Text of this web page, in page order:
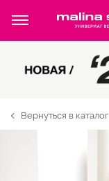
Вернуться в каталог